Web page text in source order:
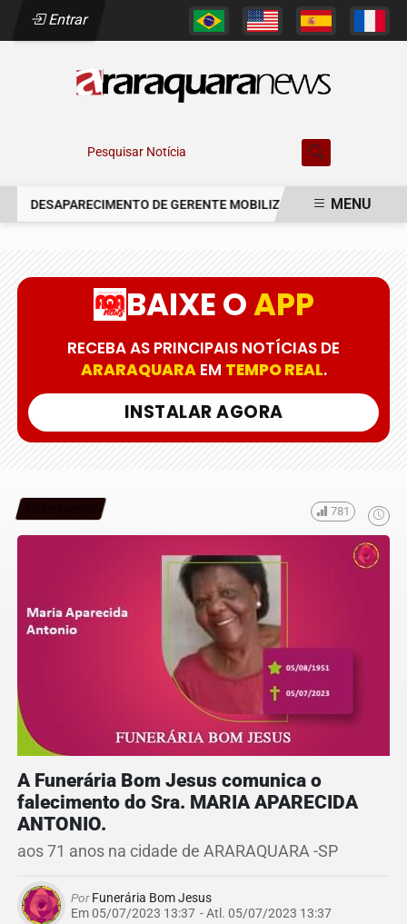
Entrar
Pesquisar Notícia
DESAPARECIMENTO DE GERENTE MOBILIZA AUTORIDADES EM
MENU
BAIXE OAPP
RECEBA AS PRINCIPAIS NOTÍCIAS DE
ARARAQUARAEM TEMPO REAL.
INSTALAR AGORA
781
A Funerária Bom Jesus comunica o
falecimento do Sra. MARIA APARECIDA
ANTONIO.
aos 71 anos na cidade de ARARAQUARA -SP
PorFunerária Bom Jesus
Em 05/07/2023 13:37 - Atl. 05/07/2023 13:37